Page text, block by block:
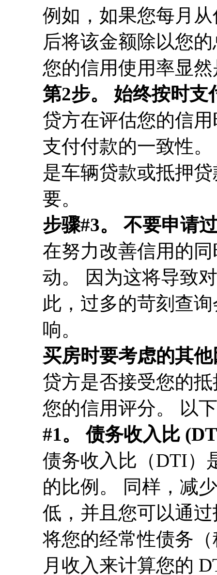
例如，如果您每月
后将该金额除以您
您的信用使用率显然
第2步。 始终按时支
贷方在评估您的信
支付付款的一致性
是车辆贷款或抵押
要。
步骤#3。 不要申请
在努力改善信用的
动。 因为这将导致
此，过多的苛刻查
响。
买房时要考虑的其
贷方是否接受您的
您的信用评分。 以
#1。 债务收入比
债务收入比（DTI）
的比例。 同样，减
低，并且您可以通
将您的经常性债务
月收入来计算您的